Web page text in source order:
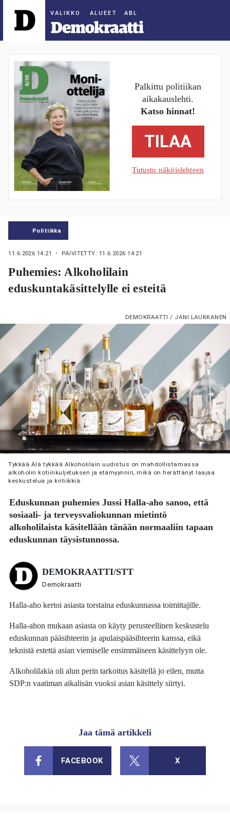
ALUEET
Palkittu politiikan
aikakauslehti.
Katso hinnat!
TILAA
Tutustu näköislehteen
Politiikka
11.6.2026 14:21 ・ PÄIVITETTY: 11.6.2026 14:21
Puhemies: Alkoholilain
eduskuntakäsittelylle ei esteitä
DEMOKRAATTI / JANI LAUKKANEN
Tykkää Älä tykkää Alkoholilain uudistus on mahdollistamassa
alkoholin kotiinkuljetuksen ja etämyynnin, mikä on herättänyt laajaa
keskustelua ja kritiikkiä.
Eduskunnan puhemiesJussi Halla-aho sanoo, että
sosiaali- ja terveysvaliokunnan mietintö
alkoholilaista käsitellään tänään normaaliin tapaan
eduskunnan täysistunnossa.
DEMOKRAATTI/STT
Demokraatti
Halla-aho kertoi asiasta torstaina eduskunnassa toimittajille.
Halla-ahon mukaan asiasta on käyty perusteellinen keskustelu
eduskunnan pääsihteerin ja apulaispääsihteerin kanssa, eikä
teknistä estettä asian viemiselle ensimmäiseen käsittelyyn ole.
Alkoholilakia oli alun perin tarkoitus käsitellä jo eilen, mutta
SDP:n vaatiman aikalisän vuoksi asian käsittely siirtyi.
Jaa tämä artikkeli
FACEBOOK X